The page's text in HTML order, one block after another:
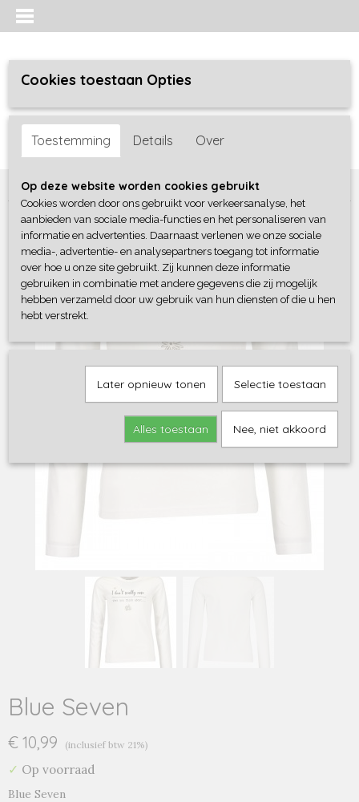
Inloggen Registreren
Home >Meisjes>Shirts / Tunieken / Blouses>Blue Seven
Blue Seven
€ 10,99 (inclusief btw 21%)
✓ Op voorraad
Blue Seven
Cookies toestaan Opties
Toestemming Details Over
Op deze website worden cookies gebruikt
Cookies worden door ons gebruikt voor verkeersanalyse, het
aanbieden van sociale media-functies en het personaliseren van
informatie en advertenties. Daarnaast verlenen we onze sociale
media-, advertentie- en analysepartners toegang tot informatie
over hoe u onze site gebruikt. Zij kunnen deze informatie
gebruiken in combinatie met andere gegevens die zij mogelijk
hebben verzameld door uw gebruik van hun diensten of die u hen
hebt verstrekt.
Later opnieuw tonen Selectie toestaan
Alles toestaan Nee, niet akkoord